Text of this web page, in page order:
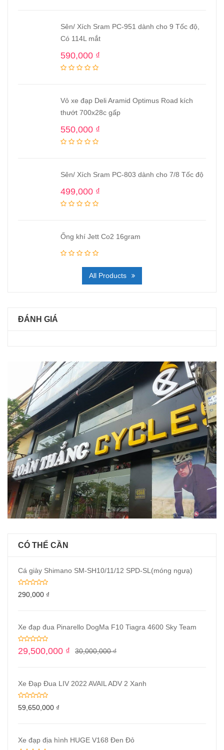
Sên/ Xích Sram PC-951 dành cho 9 Tốc độ,
Có 114L mắt
590,000 ₫
Vỏ xe đạp Deli Aramid Optimus Road kích
thướt 700x28c gấp
550,000 ₫
Sên/ Xích Sram PC-803 dành cho 7/8 Tốc độ
499,000 ₫
Ống khí Jett Co2 16gram
All Products
ĐÁNH GIÁ
CÓ THỂ CẦN
Cá giày Shimano SM-SH10/11/12 SPD-SL(móng ngưạ)
290,000 ₫
Xe đạp đua Pinarello DogMa F10 Tiagra 4600 Sky Team
30,000,000₫
29,500,000 ₫
Xe Đạp Đua LIV 2022 AVAIL ADV 2 Xanh
59,650,000 ₫
Xe đạp địa hình HUGE V168 Đen Đỏ